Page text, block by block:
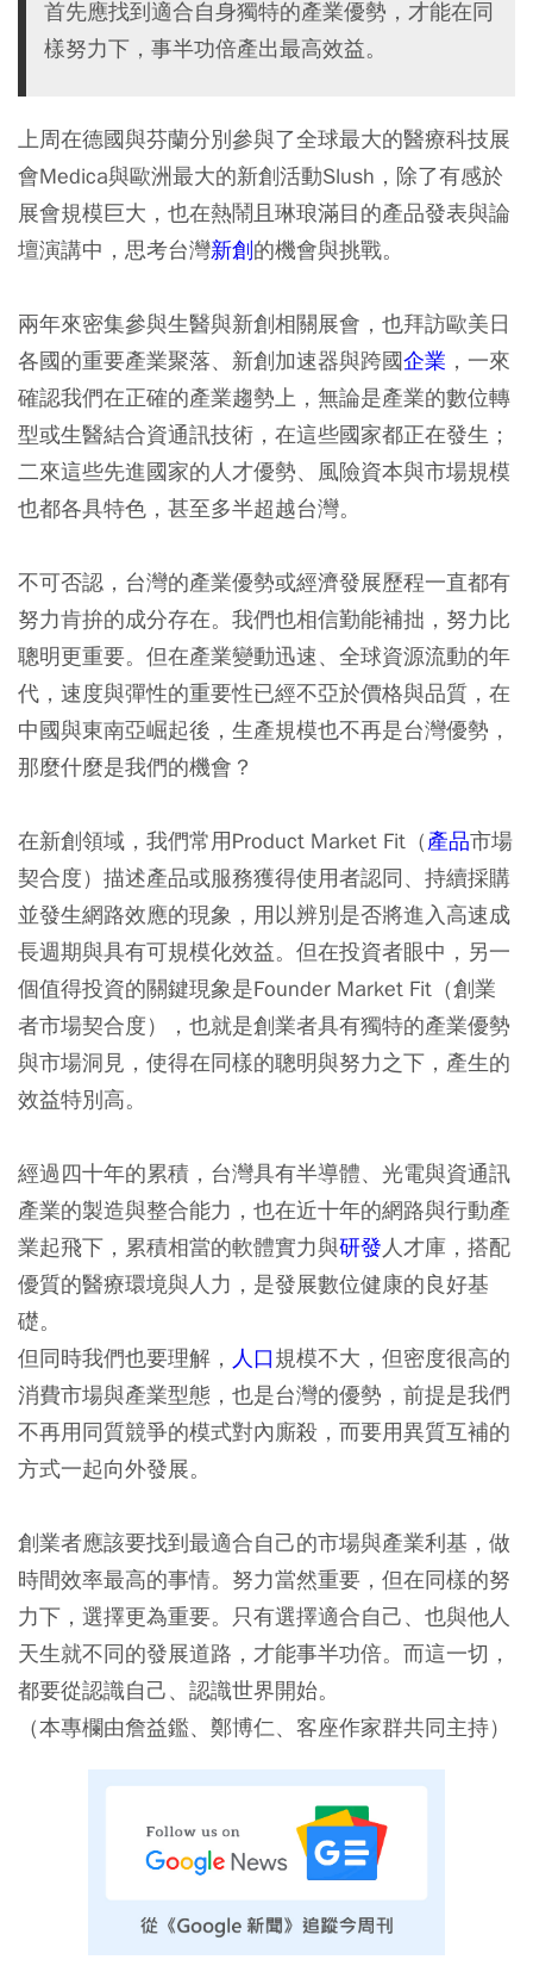
首先應找到適合自身獨特的產業優勢，才能在同
樣努力下，事半功倍產出最高效益。
上周在德國與芬蘭分別參與了全球最大的醫療科技展
會Medica與歐洲最大的新創活動Slush，除了有感於
展會規模巨大，也在熱鬧且琳琅滿目的產品發表與論
壇演講中，思考台灣新創的機會與挑戰。
兩年來密集參與生醫與新創相關展會，也拜訪歐美日
各國的重要產業聚落、新創加速器與跨國企業 ，一來
確認我們在正確的產業趨勢上，無論是產業的數位轉
型或生醫結合資通訊技術，在這些國家都正在發生；
二來這些先進國家的人才優勢、風險資本與市場規模
也都各具特色，甚至多半超越台灣。
不可否認，台灣的產業優勢或經濟發展歷程一直都有
努力肯拚的成分存在。我們也相信勤能補拙，努力比
聰明更重要。但在產業變動迅速、全球資源流動的年
代，速度與彈性的重要性已經不亞於價格與品質，在
中國與東南亞崛起後，生產規模也不再是台灣優勢，
那麼什麼是我們的機會？
在新創領域，我們常用Product Market Fit（產品市場
契合度）描述產品或服務獲得使用者認同、持續採購
並發生網路效應的現象，用以辨別是否將進入高速成
長週期與具有可規模化效益。但在投資者眼中，另一
個值得投資的關鍵現象是Founder Market Fit（創業
者市場契合度），也就是創業者具有獨特的產業優勢
與市場洞見，使得在同樣的聰明與努力之下，產生的
效益特別高。
經過四十年的累積，台灣具有半導體、光電與資通訊
產業的製造與整合能力，也在近十年的網路與行動產
業起飛下，累積相當的軟體實力與研發人才庫，搭配
優質的醫療環境與人力，是發展數位健康的良好基
礎。
但同時我們也要理解， 人口規模不大，但密度很高的
消費市場與產業型態，也是台灣的優勢，前提是我們
不再用同質競爭的模式對內廝殺，而要用異質互補的
方式一起向外發展。
創業者應該要找到最適合自己的市場與產業利基，做
時間效率最高的事情。努力當然重要，但在同樣的努
力下，選擇更為重要。只有選擇適合自己、也與他人
天生就不同的發展道路，才能事半功倍。而這一切，
都要從認識自己、認識世界開始。
（本專欄由詹益鑑、鄭博仁、客座作家群共同主持）